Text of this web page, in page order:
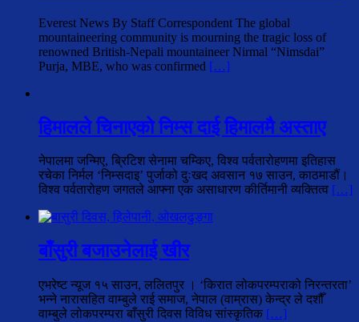
Everest News By Staff Correspondent The global
mountaineering community is mourning the tragic loss of
renowned British-Nepali mountaineer Nirmal “Nimsdai”
Purja, MBE, who was confirmed […]
हिमालले चिनाएको निम्स दाई हिमालमै अस्ताए
नेपालमा जन्मिए, ब्रिटिश सेनामा चम्किए, विश्व पर्वतारोहणमा इतिहास
रचेका निर्मल ‘निम्सदाइ’ पुर्जाको दुःखद अवसान १७ साउन, काठमाडौं।
विश्व पर्वतारोहण जगतले आफ्ना एक असाधारण कीर्तिमानी व्यक्तित्व […]
बाँसुरी बजाउनेलाई खीर
एभरेष्ट न्यूज १५ साउन, ललितपुर । ‘किरात लोकपरम्पराको निरन्तरता’
भन्ने नारासहित वाम्बुले राई समाज, नेपाल (वाम्रास) केन्द्र ले दशौँ
वाम्बुले लोकपरम्परा बाँसुरी दिवस विविध सांस्कृतिक […]